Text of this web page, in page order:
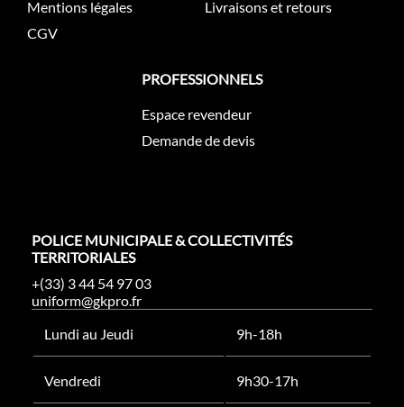
Mentions légales
CGV
Livraisons et retours
PROFESSIONNELS
Espace revendeur
Demande de devis
POLICE MUNICIPALE & COLLECTIVITÉS
TERRITORIALES
+(33) 3 44 54 97 03
uniform@gkpro.fr
Lundi au Jeudi
9h-18h
Vendredi 9h30-17h